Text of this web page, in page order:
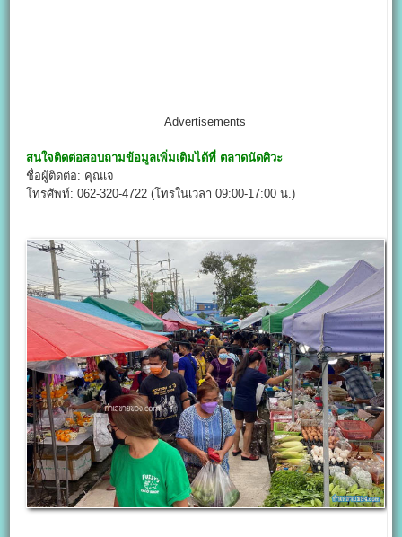
Advertisements
สนใจติดต่อสอบถามข้อมูลเพิ่มเติมได้ที่ ตลาดนัดศิวะ
ชื่อผู้ติดต่อ: คุณเจ
โทรศัพท์: 062-320-4722 (โทรในเวลา 09:00-17:00 น.)